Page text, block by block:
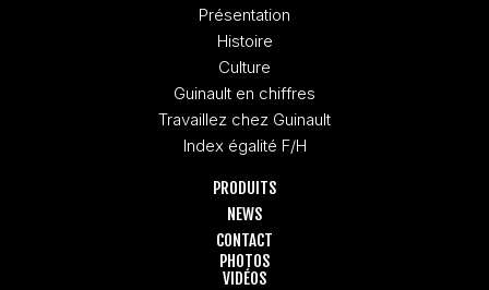
Présentation
Histoire
Culture
Guinault en chiffres
Travaillez chez Guinault
Index égalité F/H
PRODUITS
NEWS
CONTACT
PHOTOS
VIDÉOS